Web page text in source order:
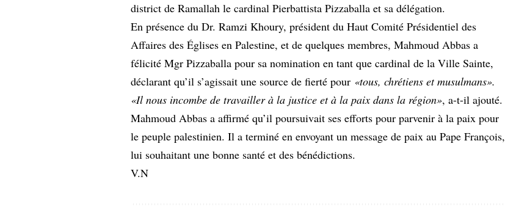
district de Ramallah le cardinal Pierbattista Pizzaballa et sa délégation.
En présence du Dr. Ramzi Khoury, président du Haut Comité Présidentiel des
Affaires des Églises en Palestine, et de quelques membres, Mahmoud Abbas a
félicité Mgr Pizzaballa pour sa nomination en tant que cardinal de la Ville Sainte,
déclarant qu’il s’agissait une source de fierté pour «tous, chrétiens et musulmans».
«Il nous incombe de travailler à la justice et à la paix dans la région», a-t-il ajouté.
Mahmoud Abbas a affirmé qu’il poursuivait ses efforts pour parvenir à la paix pour
le peuple palestinien. Il a terminé en envoyant un message de paix au Pape François,
lui souhaitant une bonne santé et des bénédictions.
V.N